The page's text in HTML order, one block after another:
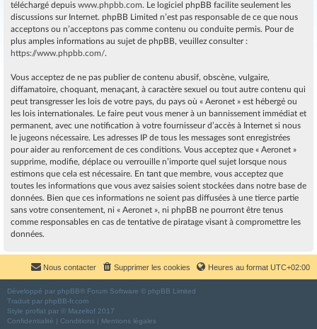
téléchargé depuis www.phpbb.com. Le logiciel phpBB facilite seulement les
discussions sur Internet. phpBB Limited n’est pas responsable de ce que nous
acceptons ou n’acceptons pas comme contenu ou conduite permis. Pour de
plus amples informations au sujet de phpBB, veuillez consulter :
https://www.phpbb.com/.
Vous acceptez de ne pas publier de contenu abusif, obscène, vulgaire,
diffamatoire, choquant, menaçant, à caractère sexuel ou tout autre contenu qui
peut transgresser les lois de votre pays, du pays où « Aeronet » est hébergé ou
les lois internationales. Le faire peut vous mener à un bannissement immédiat et
permanent, avec une notification à votre fournisseur d’accès à Internet si nous
le jugeons nécessaire. Les adresses IP de tous les messages sont enregistrées
pour aider au renforcement de ces conditions. Vous acceptez que « Aeronet »
supprime, modifie, déplace ou verrouille n’importe quel sujet lorsque nous
estimons que cela est nécessaire. En tant que membre, vous acceptez que
toutes les informations que vous avez saisies soient stockées dans notre base de
données. Bien que ces informations ne soient pas diffusées à une tierce partie
sans votre consentement, ni « Aeronet », ni phpBB ne pourront être tenus
comme responsables en cas de tentative de piratage visant à compromettre les
données.
Heures au format UTC+02:00
Supprimer les cookies
Nous contacter
Développé par phpBB® Forum Software © phpBB Limited
Traduit par phpBB-fr.com
Style proflat par © Mazeltof 2017
Confidentialité | Conditions | Mentions légales